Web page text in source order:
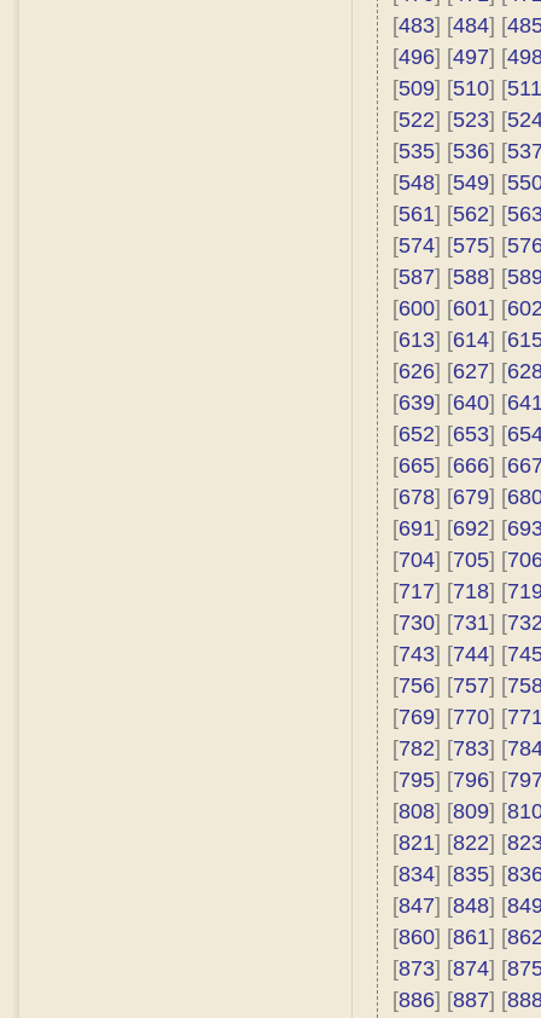
[483] [484] [
[496] [497] [
[509] [510] [511
[522] [523] [
[535] [536] [
[548] [549] [
[561] [562] [
[574] [575] [
[587] [588] [
[600] [601] [
[613] [614] [
[626] [627] [
[639] [640] [
[652] [653] [
[665] [666] [
[678] [679] [
[691] [692] [
[704] [705] [
[717] [718] [
[730] [731] [
[743] [744] [
[756] [757] [
[769] [770] [
[782] [783] [
[795] [796] [
[808] [809] [
[821] [822] [
[834] [835] [
[847] [848] [
[860] [861] [
[873] [874] [
[886] [887] [